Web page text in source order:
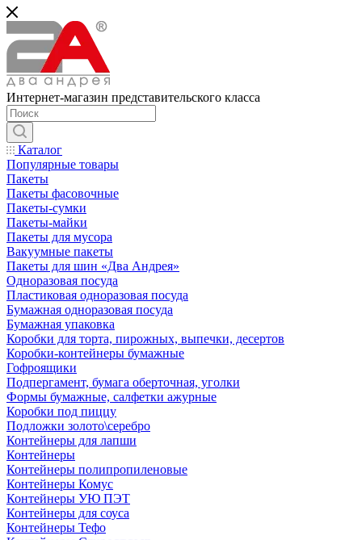
Интернет-магазин представительского класса
Каталог
Популярные товары
Пакеты
Пакеты фасовочные
Пакеты-сумки
Пакеты-майки
Пакеты для мусора
Вакуумные пакеты
Пакеты для шин «Два Андрея»
Одноразовая посуда
Пластиковая одноразовая посуда
Бумажная одноразовая посуда
Бумажная упаковка
Коробки для торта, пирожных, выпечки, десертов
Коробки-контейнеры бумажные
Гофроящики
Подпергамент, бумага оберточная, уголки
Формы бумажные, салфетки ажурные
Коробки под пиццу
Подложки золото\серебро
Контейнеры для лапши
Контейнеры
Контейнеры полипропиленовые
Контейнеры Комус
Контейнеры УЮ ПЭТ
Контейнеры для соуса
Контейнеры Тефо